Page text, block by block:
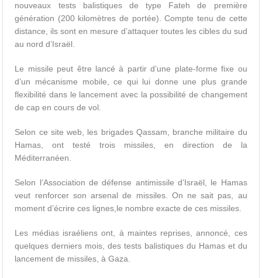
nouveaux tests balistiques de type Fateh de première
génération (200 kilomètres de portée). Compte tenu de cette
distance, ils sont en mesure d’attaquer toutes les cibles du sud
au nord d’Israël.
Le missile peut être lancé à partir d’une plate-forme fixe ou
d’un mécanisme mobile, ce qui lui donne une plus grande
flexibilité dans le lancement avec la possibilité de changement
de cap en cours de vol.
Selon ce site web, les brigades Qassam, branche militaire du
Hamas, ont testé trois missiles, en direction de la
Méditerranéen.
Selon l’Association de défense antimissile d’Israël, le Hamas
veut renforcer son arsenal de missiles. On ne sait pas, au
moment d’écrire ces lignes,le nombre exacte de ces missiles.
Les médias israéliens ont, à maintes reprises, annoncé, ces
quelques derniers mois, des tests balistiques du Hamas et du
lancement de missiles, à Gaza.